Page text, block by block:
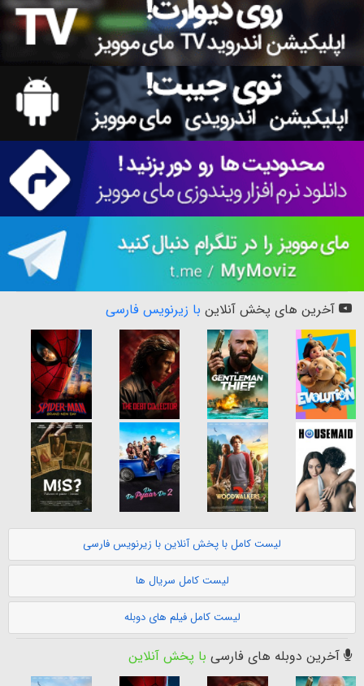
آخرین های پخش آنلاین با زیرنویس فارسی
لیست کامل با پخش آنلاین با زیرنویس فارسی
لیست کامل سریال ها
لیست کامل فیلم های دوبله
آخرین دوبله های فارسی با پخش آنلاین